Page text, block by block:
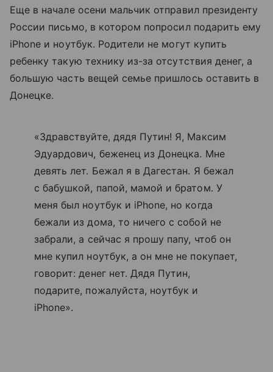
Еще в начале осени мальчик отправил президенту
России письмо, в котором попросил подарить ему
iPhone и ноутбук. Родители не могут купить
ребенку такую технику из-за отсутствия денег, а
большую часть вещей семье пришлось оставить в
Донецке.
«Здравствуйте, дядя Путин! Я, Максим
Эдуардович, беженец из Донецка. Мне
девять лет. Бежал я в Дагестан. Я бежал
с бабушкой, папой, мамой и братом. У
меня был ноутбук и iPhone, но когда
бежали из дома, то ничего с собой не
забрали, а сейчас я прошу папу, чтоб он
мне купил ноутбук, а он мне не покупает,
говорит: денег нет. Дядя Путин,
подарите, пожалуйста, ноутбук и
iPhone».